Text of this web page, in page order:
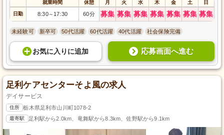
就業時間 休憩 月 火 水 木 金 土 日
日勤 8:30～ 17:30 60分 募集 募集 募集 募集 募集 募集 募集
未経験可 新卒可 50代活躍 60代活躍 40代活躍 社会保険完備
お気に入り に追加 応募画面へ進む
足利ケアセンターそよ風の求人
デイサービス
住所 栃木県足利市山川町1078-2
最寄駅 足利駅から2.0km、竜舞駅から8.3km、佐野駅から9.1km